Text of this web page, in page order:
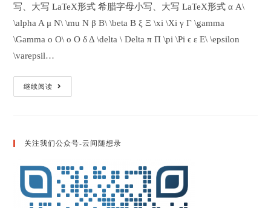
写、大写 LaTeX形式 希腊字母小写、大写 LaTeX形式 α A\
\alpha A μ N\ \mu N β B\ \beta B ξ Ξ \xi \Xi γ Γ \gamma
\Gamma o O\ o O δ Δ \delta \ Delta π Π \pi \Pi ϵ ε E\ \epsilon
\varepsil…
继续阅读
Latex
或
字
达
关注我们公众号-云间随想录